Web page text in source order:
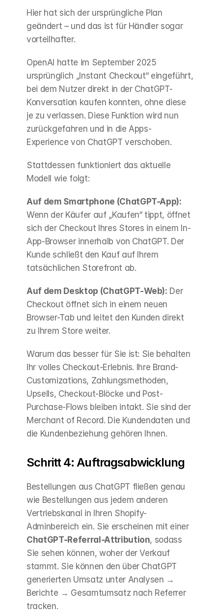
Hier hat sich der ursprüngliche Plan
geändert – und das ist für Händler sogar
vorteilhafter.
OpenAI hatte im September 2025
ursprünglich „Instant Checkout“ eingeführt,
bei dem Nutzer direkt in der ChatGPT-
Konversation kaufen konnten, ohne diese
je zu verlassen. Diese Funktion wird nun
zurückgefahren und in die Apps-
Experience von ChatGPT verschoben.
Stattdessen funktioniert das aktuelle
Modell wie folgt:
Auf dem Smartphone (ChatGPT-App):
Wenn der Käufer auf „Kaufen“ tippt, öffnet
sich der Checkout Ihres Stores in einem In-
App-Browser innerhalb von ChatGPT. Der
Kunde schließt den Kauf auf Ihrem
tatsächlichen Storefront ab.
Auf dem Desktop (ChatGPT-Web): Der
Checkout öffnet sich in einem neuen
Browser-Tab und leitet den Kunden direkt
zu Ihrem Store weiter.
Warum das besser für Sie ist: Sie behalten
Ihr volles Checkout-Erlebnis. Ihre Brand-
Customizations, Zahlungsmethoden,
Upsells, Checkout-Blöcke und Post-
Purchase-Flows bleiben intakt. Sie sind der
Merchant of Record. Die Kundendaten und
die Kundenbeziehung gehören Ihnen.
Schritt 4: Auftragsabwicklung
Bestellungen aus ChatGPT fließen genau
wie Bestellungen aus jedem anderen
Vertriebskanal in Ihren Shopify-
Adminbereich ein. Sie erscheinen mit einer
ChatGPT-Referral-Attribution, sodass
Sie sehen können, woher der Verkauf
stammt. Sie können den über ChatGPT
generierten Umsatz unter Analysen →
Berichte → Gesamtumsatz nach Referrer
tracken.